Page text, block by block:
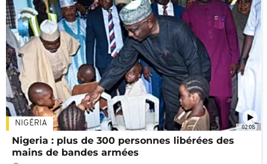
02:08
NIGÉRIA
Nigeria : plus de 300 personnes libérées des
mains de bandes armées